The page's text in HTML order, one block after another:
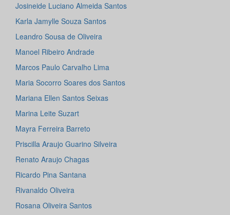
Josineide Luciano Almeida Santos
Karla Jamylle Souza Santos
Leandro Sousa de Oliveira
Manoel Ribeiro Andrade
Marcos Paulo Carvalho Lima
Maria Socorro Soares dos Santos
Mariana Ellen Santos Seixas
Marina Leite Suzart
Mayra Ferreira Barreto
Priscilla Araujo Guarino Silveira
Renato Araujo Chagas
Ricardo Pina Santana
Rivanaldo Oliveira
Rosana Oliveira Santos